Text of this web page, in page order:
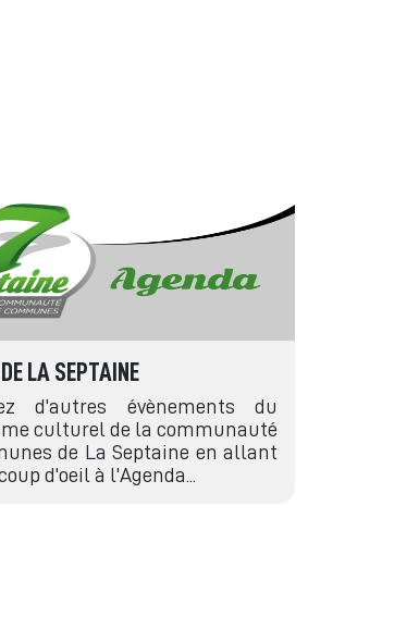
LA SEPTAINE
d'autres évènements du
culturel de la communauté
de La Septaine en allant
d'oeil à l'Agenda...